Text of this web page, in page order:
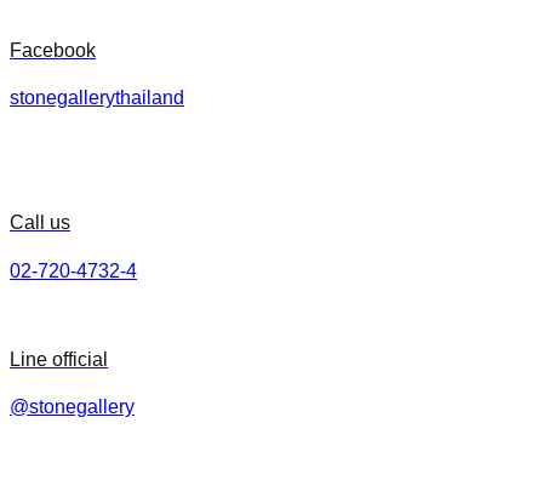
Facebook
stonegallerythailand
Call us
02-720-4732-4
Line official
@stonegallery